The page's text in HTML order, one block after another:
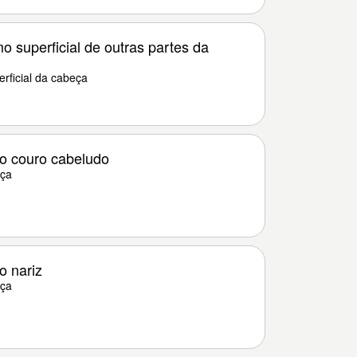
superficial de outras partes da
da cabeça
couro cabeludo
nariz